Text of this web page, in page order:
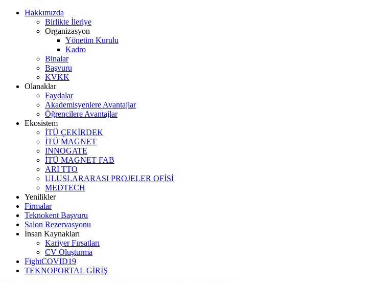
Hakkımızda
Birlikte İleriye
Organizasyon
Yönetim Kurulu
Kadro
Binalar
Başvuru
KVKK
Olanaklar
Faydalar
Akademisyenlere Avantajlar
Öğrencilere Avantajlar
Ekosistem
İTÜ ÇEKİRDEK
İTÜ MAGNET
INNOGATE
İTÜ MAGNET FAB
ARI TTO
ULUSLARARASI PROJELER OFİSİ
MEDTECH
Yenilikler
Firmalar
Teknokent Başvuru
Salon Rezervasyonu
İnsan Kaynakları
Kariyer Fırsatları
CV Oluşturma
FightCOVID19
TEKNOPORTAL GİRİŞ